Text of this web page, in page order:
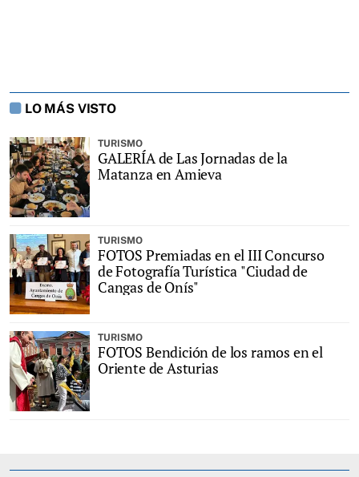
LO MÁS VISTO
TURISMO
GALERÍA de Las Jornadas de la
Matanza en Amieva
TURISMO
FOTOS Premiadas en el III Concurso
de Fotografía Turística "Ciudad de
Cangas de Onís"
TURISMO
FOTOS Bendición de los ramos en el
Oriente de Asturias